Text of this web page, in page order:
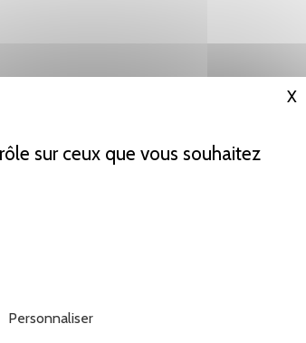
sur ceux que vous souhaitez
Personnaliser
X